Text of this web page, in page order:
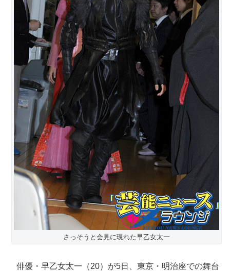
さっそうと会見に現れた早乙女太一
俳優・早乙女太一（20）が5日、東京・明治座での舞台